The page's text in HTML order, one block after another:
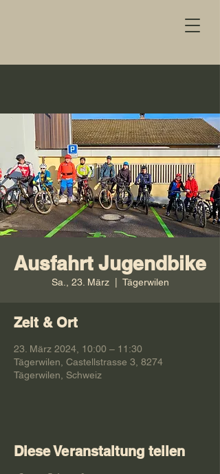
Ausfahrt Jugendbike
Sa., 23. März
  |
Tägerwilen
Zeit & Ort
23. März 2024, 10:00 – 11:30
Tägerwilen, Castellstrasse 3, 8274
Tägerwilen, Schweiz
Diese Veranstaltung teilen